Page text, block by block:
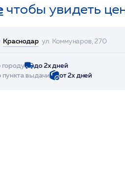
чтобы увидеть
Краснодар ул. Коммунаров, 270
городу
до 2х дней
пункта выдачи
от 2х дней